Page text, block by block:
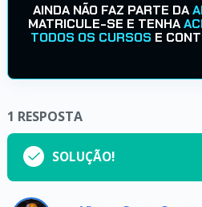
AINDA NÃO FAZ PARTE DA
MATRICULE-SE E TENHA
TODOS OS CURSOS E
1 RESPOSTA
SOLUÇÃO!